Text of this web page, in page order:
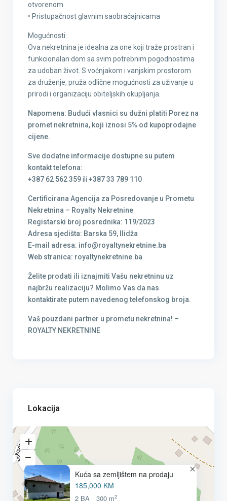
otvorenom
• Pristupačnost glavnim saobraćajnicama
Mogućnosti:
Ova nekretnina je idealna za one koji traže prostran i
funkcionalan dom sa svim potrebnim pogodnostima
za udoban život. S voćnjakom i vanjskim prostorom
za druženje, pruža odlične mogućnosti za uživanje u
prirodi i organizaciju obiteljskih okupljanja.
Napomena: Budući vlasnici su dužni platiti Porez na
promet nekretnina, koji iznosi 5% od kupoprodajne
cijene.
Sve dodatne informacije dostupne su putem
kontakt telefona:
+387 62 562 359ili+387 33 789 110
Certificirana Agencija za Posredovanje u Prometu
Nekretnina – Royalty Nekretnine
Registarski broj posrednika: 119/2023
Adresa sjedišta: Barska 59, Ilidža
E-mail adresa: info@royaltynekretnine.ba
Web stranica: royaltynekretnine.ba
Želite prodati ili iznajmiti Vašu nekretninu uz
najbržu realizaciju? Molimo Vas da nas
kontaktirate putem navedenog telefonskog broja.
Vaš pouzdani partner u prometu nekretnina! –
ROYALTY NEKRETNINE
Lokacija
Kuća sa zemljištem na prodaju
185,000 KM
2 BA 300 m2